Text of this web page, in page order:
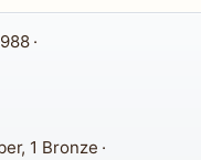
·
1 Bronze ·